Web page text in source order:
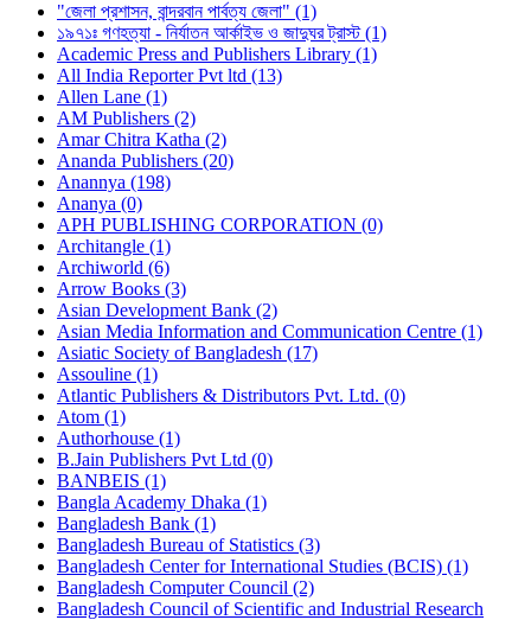
"জেলা প্রশাসন, বান্দরবান পার্বত্য জেলা" (1)
১৯৭১ঃ গণহত্যা - নির্যাতন আর্কাইভ ও জাদুঘর ট্রাস্ট (1)
Academic Press and Publishers Library (1)
All India Reporter Pvt ltd (13)
Allen Lane (1)
AM Publishers (2)
Amar Chitra Katha (2)
Ananda Publishers (20)
Anannya (198)
Ananya (0)
APH PUBLISHING CORPORATION (0)
Architangle (1)
Archiworld (6)
Arrow Books (3)
Asian Development Bank (2)
Asian Media Information and Communication Centre (1)
Asiatic Society of Bangladesh (17)
Assouline (1)
Atlantic Publishers & Distributors Pvt. Ltd. (0)
Atom (1)
Authorhouse (1)
B.Jain Publishers Pvt Ltd (0)
BANBEIS (1)
Bangla Academy Dhaka (1)
Bangladesh Bank (1)
Bangladesh Bureau of Statistics (3)
Bangladesh Center for International Studies (BCIS) (1)
Bangladesh Computer Council (2)
Bangladesh Council of Scientific and Industrial Research